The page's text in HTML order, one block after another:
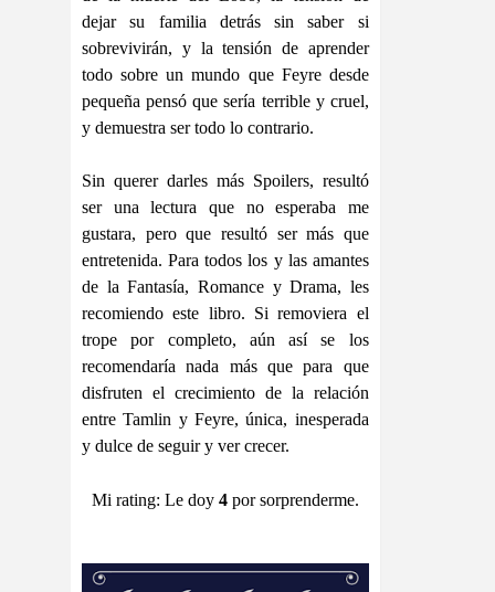
dejar su familia detrás sin saber si
sobrevivirán, y la tensión de aprender
todo sobre un mundo que Feyre desde
pequeña pensó que sería terrible y cruel,
y demuestra ser todo lo contrario.
Sin querer darles más Spoilers, resultó
ser una lectura que no esperaba me
gustara, pero que resultó ser más que
entretenida. Para todos los y las amantes
de la Fantasía, Romance y Drama, les
recomiendo este libro. Si removiera el
trope por completo, aún así se los
recomendaría nada más que para que
disfruten el crecimiento de la relación
entre Tamlin y Feyre, única, inesperada
y dulce de seguir y ver crecer.
Mi rating: Le doy 4por sorprenderme.